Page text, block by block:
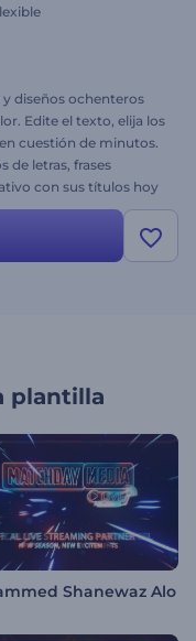
diseños ochenteros
Edite el texto, elija los
cuestión de minutos.
de letras, frases
con sus títulos hoy
plantilla
Shanewaz Alo